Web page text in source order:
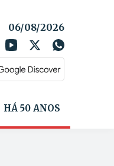
06/08/2026
HÁ 50 ANOS